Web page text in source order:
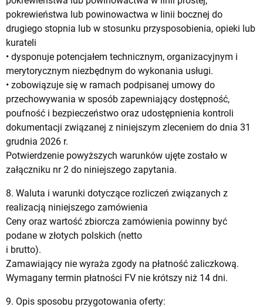
pokrewieństwa lub powinowactwa w linii bocznej do
drugiego stopnia lub w stosunku przysposobienia, opieki lub
kurateli
• dysponuje potencjałem technicznym, organizacyjnym i
merytorycznym niezbędnym do wykonania usługi.
• zobowiązuje się w ramach podpisanej umowy do
przechowywania w sposób zapewniający dostępność,
poufność i bezpieczeństwo oraz udostępnienia kontroli
dokumentacji związanej z niniejszym zleceniem do dnia 31
grudnia 2026 r.
Potwierdzenie powyższych warunków ujęte zostało w
załączniku nr 2 do niniejszego zapytania.
8. Waluta i warunki dotyczące rozliczeń związanych z
realizacją niniejszego zamówienia
Ceny oraz wartość zbiorcza zamówienia powinny być
podane w złotych polskich (netto
i brutto).
Zamawiający nie wyraża zgody na płatność zaliczkową.
Wymagany termin płatności FV nie krótszy niż 14 dni.
9. Opis sposobu przygotowania oferty: